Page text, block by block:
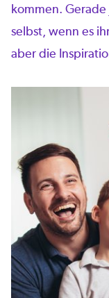
kommen.
selbst, wenn es
aber die